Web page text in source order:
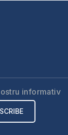
informativ